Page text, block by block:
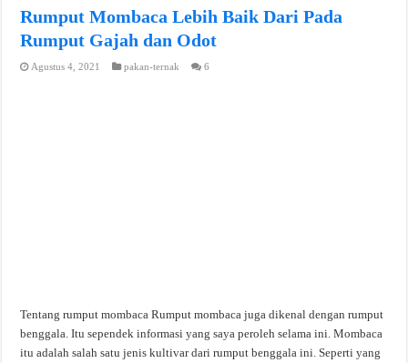
Rumput Mombaca Lebih Baik Dari Pada
Rumput Gajah dan Odot
Agustus 4, 2021 pakan-ternak 6
Tentang rumput mombaca Rumput mombaca juga dikenal dengan rumput
benggala. Itu sependek informasi yang saya peroleh selama ini. Mombaca
itu adalah salah satu jenis kultivar dari rumput benggala ini. Seperti yang